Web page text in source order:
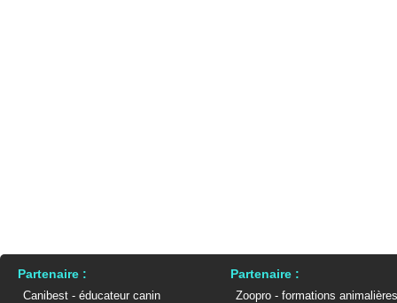
Partenaire :
Canibest - éducateur canin
Partenaire :
Zoopro - formations animalières